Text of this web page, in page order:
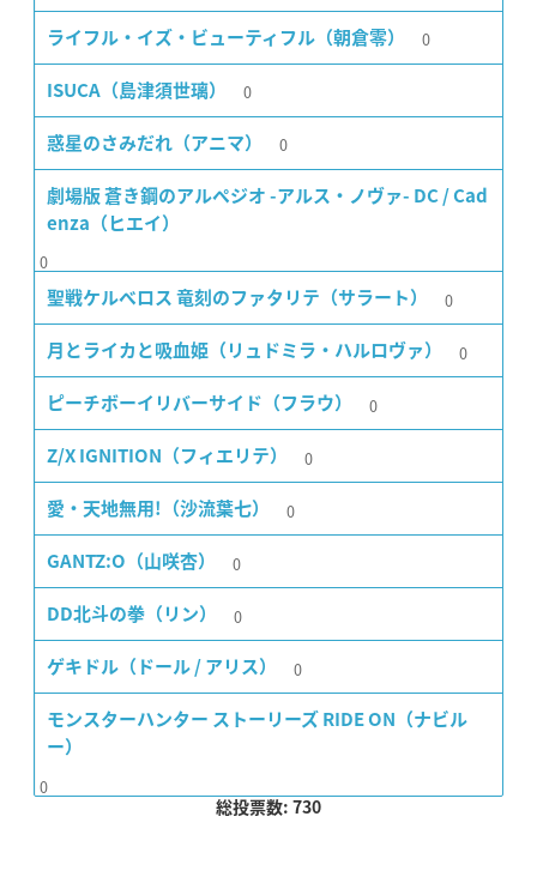
ライフル・イズ・ビューティフル（朝倉零） 0
ISUCA（島津須世璃） 0
惑星のさみだれ（アニマ） 0
劇場版 蒼き鋼のアルペジオ -アルス・ノヴァ- DC / Cad
enza（ヒエイ）
0
聖戦ケルベロス 竜刻のファタリテ（サラート） 0
月とライカと吸血姫（リュドミラ・ハルロヴァ） 0
ピーチボーイリバーサイド（フラウ） 0
Z/X IGNITION（フィエリテ） 0
愛・天地無用!（沙流葉七） 0
GANTZ:O（山咲杏） 0
DD北斗の拳（リン） 0
ゲキドル（ドール / アリス） 0
モンスターハンター ストーリーズ RIDE ON（ナビル
ー）
0
総投票数: 730